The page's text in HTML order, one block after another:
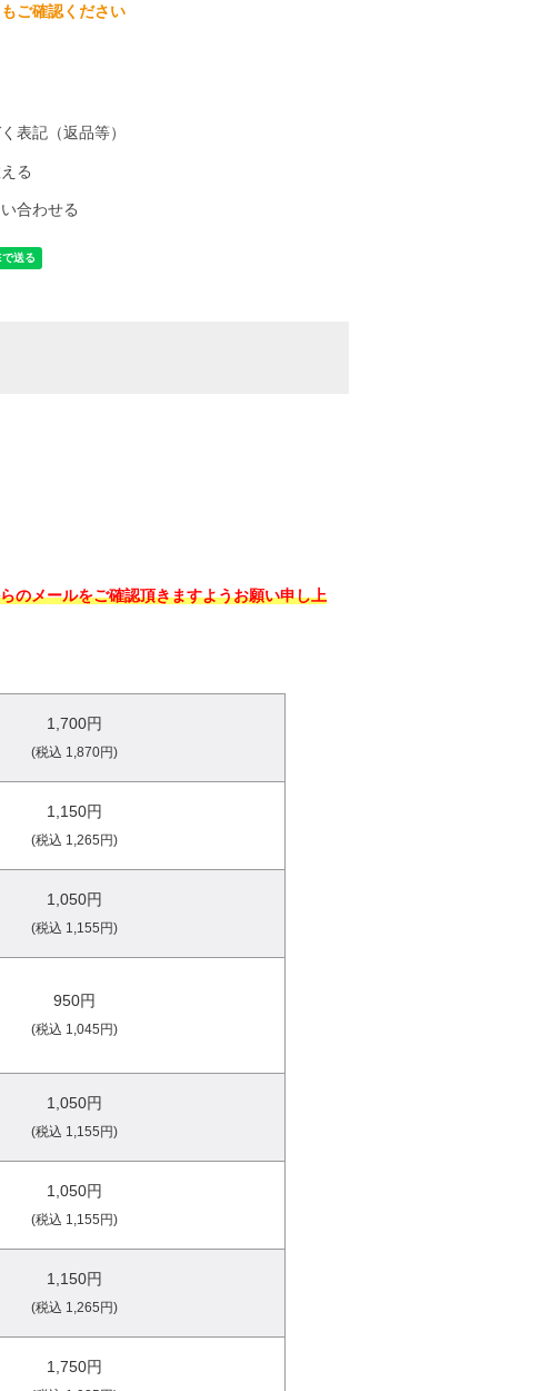
ご確認ください
表記（返品等）
る
合わせる
のメールをご確認頂きますようお願い申し上
1,700円
(税込 1,870円)
1,150円
(税込 1,265円)
1,050円
(税込 1,155円)
950円
(税込 1,045円)
1,050円
(税込 1,155円)
1,050円
(税込 1,155円)
1,150円
(税込 1,265円)
1,750円